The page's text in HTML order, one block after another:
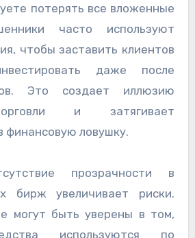
потерять все вложенные
часто используют
чтобы заставить клиентов
даже после
Это создает иллюзию
и затягивает
финансовую ловушку.
прозрачности в
бирж увеличивает риски.
могут быть уверены в том,
используются по